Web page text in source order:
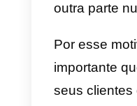
e assim
pode
4) Seja